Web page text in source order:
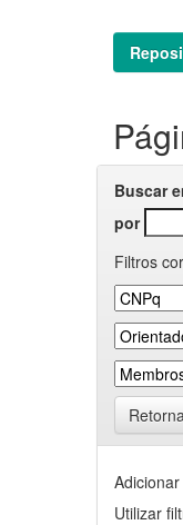
Buscar
por
Filtros
Utilizar